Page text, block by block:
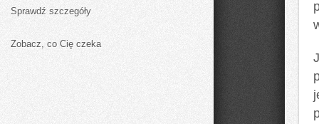
Sprawdź szczegóły
Zobacz, co Cię czeka